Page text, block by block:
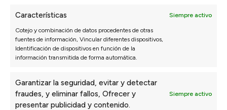
Características Siempre activo
Cotejo y combinación de datos procedentes de otras
fuentes de información, Vincular diferentes dispositivos,
Identificación de dispositivos en función de la
información transmitida de forma automática.
Garantizar la seguridad, evitar y detectar
fraudes, y eliminar fallos, Ofrecer y
presentar publicidad y contenido.
Siempre activo
Sofás Valencia